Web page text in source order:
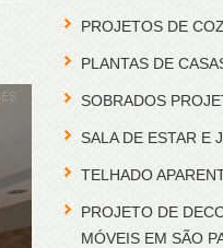
PROJETOS DE
PLANTAS DE
SOBRADOS
SALA DE ESTAR E
TELHADO
PROJETO DE
MÓVEIS EM SÃO